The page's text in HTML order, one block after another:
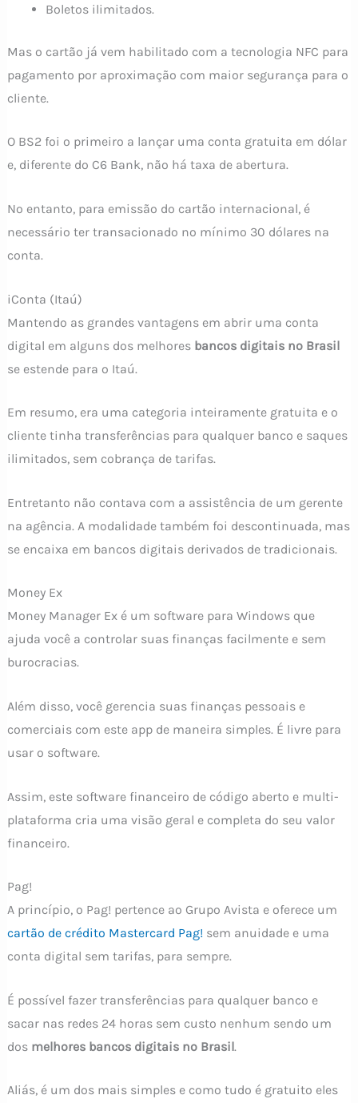
Boletos ilimitados.
Mas o cartão já vem habilitado com a tecnologia NFC para
pagamento por aproximação com maior segurança para o
cliente.
O BS2 foi o primeiro a lançar uma conta gratuita em dólar
e, diferente do C6 Bank, não há taxa de abertura.
No entanto, para emissão do cartão internacional, é
necessário ter transacionado no mínimo 30 dólares na
conta.
iConta (Itaú)
Mantendo as grandes vantagens em abrir uma conta
digital em alguns dos melhores bancos digitais no Brasil
se estende para o Itaú.
Em resumo, era uma categoria inteiramente gratuita e o
cliente tinha transferências para qualquer banco e saques
ilimitados, sem cobrança de tarifas.
Entretanto não contava com a assistência de um gerente
na agência. A modalidade também foi descontinuada, mas
se encaixa em bancos digitais derivados de tradicionais.
Money Ex
Money Manager Ex é um software para Windows que
ajuda você a controlar suas finanças facilmente e sem
burocracias.
Além disso, você gerencia suas finanças pessoais e
comerciais com este app de maneira simples. É livre para
usar o software.
Assim, este software financeiro de código aberto e multi-
plataforma cria uma visão geral e completa do seu valor
financeiro.
Pag!
A princípio, o Pag! pertence ao Grupo Avista e oferece um
cartão de crédito Mastercard Pag!sem anuidade e uma
conta digital sem tarifas, para sempre.
É possível fazer transferências para qualquer banco e
sacar nas redes 24 horas sem custo nenhum sendo um
dos melhores bancos digitais no Brasil.
Aliás, é um dos mais simples e como tudo é gratuito eles